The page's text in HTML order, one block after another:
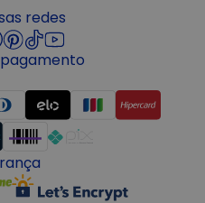
redes